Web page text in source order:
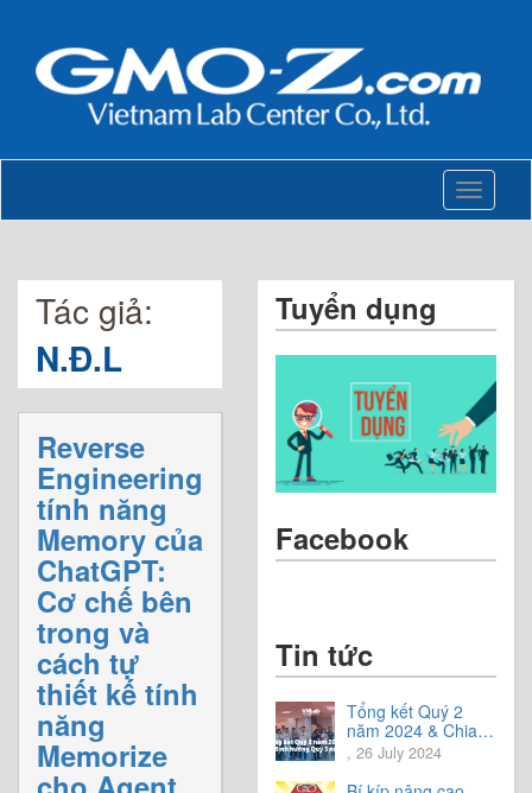
Toggle
Tác giả:
N.Đ.L
Reverse
Engineering
tính năng
Memory của
ChatGPT:
Cơ chế bên
trong và
cách tự
thiết kế tính
năng
Memorize
Tuyển dụng
Facebook
Tin tức
Tổng kết Quý 2
năm 2024 & Chia
sẻ định hướng Quý
3 năm 2024
, 26 July 2024